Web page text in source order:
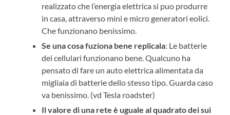
realizzato che l’energia elettrica si puo produrre
in casa, attraverso mini e micro generatori eolici.
Che funzionano benissimo.
Se una cosa fuziona bene replicala: Le batterie
dei cellulari funzionano bene. Qualcuno ha
pensato di fare un auto elettrica alimentata da
migliaia di batterie dello stesso tipo. Guarda caso
va benissimo. (vd Tesla roadster)
Il valore di una rete è uguale al quadrato dei sui